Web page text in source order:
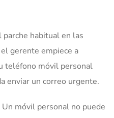
habitual en las
gerente empiece a
teléfono móvil personal
enviar un correo urgente.
móvil personal no puede